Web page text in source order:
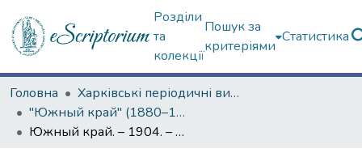
Розділи
та
колекції
Пошук за
критеріями
Статистика
Головна
Харківські періодичні видання
"Южный край" (1880–1919 гг.)
Южный край. – 1904. – 5 декабря (№ 8295)